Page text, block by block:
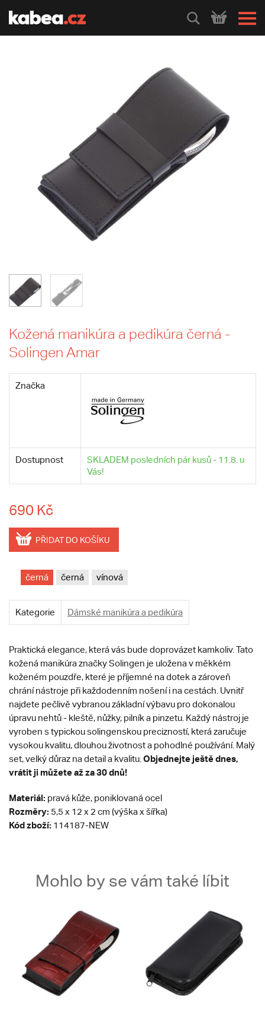
HLEDEJ
Kožená manikúra a pedikúra černá -
Solingen Amar
Značka
Dostupnost
SKLADEM posledních pár kusů - 11.8. u
Vás!
690 Kč
PŘIDAT DO KOŠÍKU
černá černá vínová
Kategorie Dámské manikúra a pedikúra
Praktická elegance, která vás bude doprovázet kamkoliv. Tato
kožená manikúra značky Solingen je uložena v měkkém
koženém pouzdře, které je příjemné na dotek a zároveň
chrání nástroje při každodenním nošení i na cestách. Uvnitř
najdete pečlivě vybranou základní výbavu pro dokonalou
úpravu nehtů - kleště, nůžky, pilník a pinzetu. Každý nástroj je
vyroben s typickou solingenskou precizností, která zaručuje
vysokou kvalitu, dlouhou životnost a pohodlné používání. Malý
set, velký důraz na detail a kvalitu. Objednejte ještě dnes,
vrátit ji můžete až za 30 dnů!
Materiál: pravá kůže, poniklovaná ocel
Rozměry: 5,5 x 12 x 2 cm (výška x šířka)
Kód zboží: 114187-NEW
Mohlo by se vám také líbit